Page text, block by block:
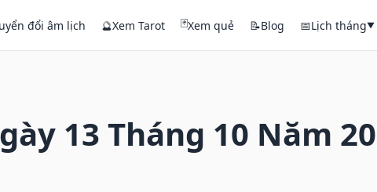
đổi âm lịch 🔮Xem Tarot 🃏Xem quẻ 📝Blog 📅Lịch tháng▼
13 Tháng 10 Năm